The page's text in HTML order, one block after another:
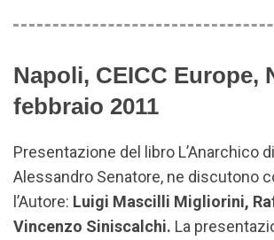
Napoli, CEICC Europe,
febbraio 2011
Presentazione del libro L’Anarchico
Alessandro Senatore, ne discutono
l’Autore: Luigi Mascilli Migliorini,
Vincenzo Siniscalchi. La